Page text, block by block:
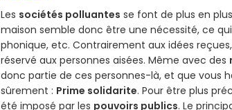
Les sociétés polluantes se font de plus en
maison semble donc être une nécessité, ce
phonique, etc. Contrairement aux idées
réservé aux personnes aisées. Même avec des
donc partie de ces personnes-là, et que vous
sûrement : Prime solidarite. Pour être plus
été imposé par les pouvoirs publics. Le